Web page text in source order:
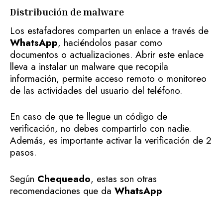
Distribución de malware
Los estafadores comparten un enlace a través de
WhatsApp, haciéndolos pasar como
documentos o actualizaciones. Abrir este enlace
lleva a instalar un malware que recopila
información, permite acceso remoto o monitoreo
de las actividades del usuario del teléfono.
En caso de que te llegue un código de
verificación, no debes compartirlo con nadie.
Además, es importante activar la verificación de 2
pasos.
Según Chequeado, estas son otras
recomendaciones que da WhatsApp